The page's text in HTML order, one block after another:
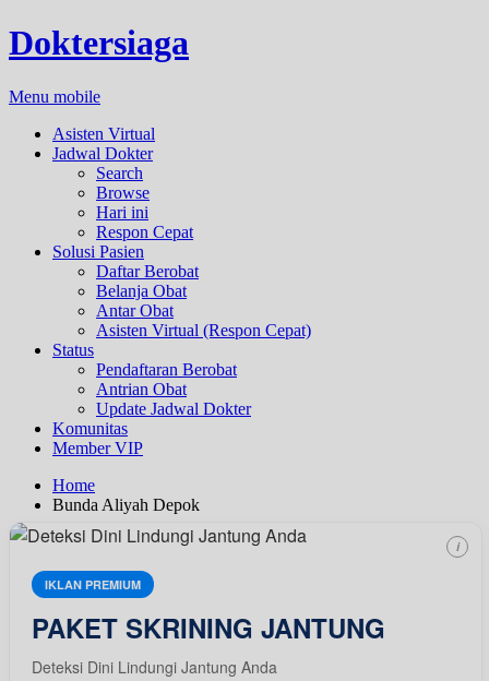
Doktersiaga
Menu mobile
Asisten Virtual
Jadwal Dokter
Search
Browse
Hari ini
Respon Cepat
Solusi Pasien
Daftar Berobat
Belanja Obat
Antar Obat
Asisten Virtual (Respon Cepat)
Status
Pendaftaran Berobat
Antrian Obat
Update Jadwal Dokter
Komunitas
Member VIP
Home
Bunda Aliyah Depok
IKLAN PREMIUM
PAKET SKRINING JANTUNG
Deteksi Dini Lindungi Jantung Anda
i